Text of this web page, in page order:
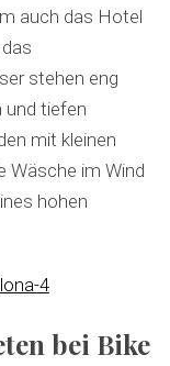
auch das Hotel
stehen eng
und tiefen
mit kleinen
Wäsche im Wind
hohen
bei Bike